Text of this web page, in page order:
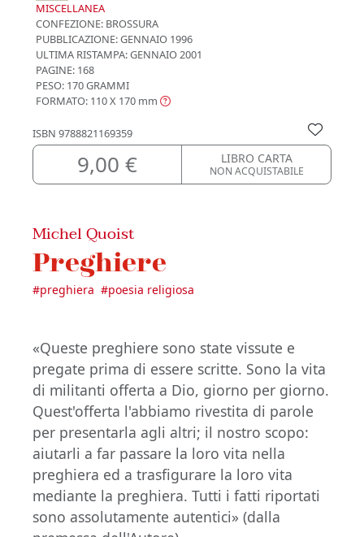
MISCELLANEA
CONFEZIONE: BROSSURA
PUBBLICAZIONE:GENNAIO 1996
ULTIMA RISTAMPA:GENNAIO 2001
PAGINE: 168
PESO: 170 GRAMMI
FORMATO: 110 X 170 mm
ISBN 9788821169359
9,00 € LIBRO CARTA
NON ACQUISTABILE
Michel Quoist
Preghiere
#preghiera #poesia religiosa
«Queste preghiere sono state vissute e
pregate prima di essere scritte. Sono la vita
di militanti offerta a Dio, giorno per giorno.
Quest'offerta l'abbiamo rivestita di parole
per presentarla agli altri; il nostro scopo:
aiutarli a far passare la loro vita nella
preghiera ed a trasfigurare la loro vita
mediante la preghiera. Tutti i fatti riportati
sono assolutamente autentici» (dalla